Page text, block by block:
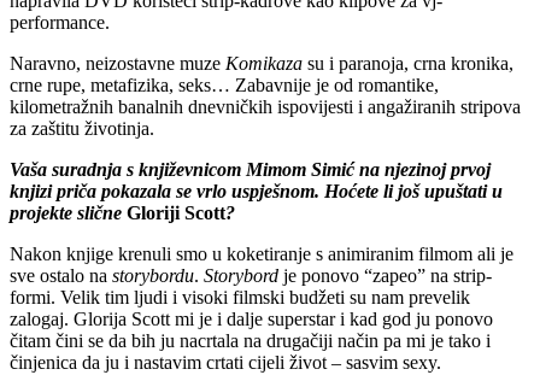
performance.
Naravno, neizostavne muze Komikaza su i paranoja, crna kronika,
crne rupe, metafizika, seks… Zabavnije je od romantike,
kilometražnih banalnih dnevničkih ispovijesti i angažiranih stripova
za zaštitu životinja.
Vaša suradnja s književnicom Mimom Simićna njezinoj prvoj
knjizi priča pokazala se vrlo uspješnom. Hoćete li još upuštati u
projekte slične Gloriji Scott?
Nakon knjige krenuli smo u koketiranje s animiranim filmom ali je
sve ostalo na storybordu. Storybord je ponovo “zapeo” na strip-
formi. Velik tim ljudi i visoki filmski budžeti su nam prevelik
zalogaj. Glorija Scott mi je i dalje superstar i kad god ju ponovo
čitam čini se da bih ju nacrtala na drugačiji način pa mi je tako i
činjenica da ju i nastavim crtati cijeli život – sasvim sexy.